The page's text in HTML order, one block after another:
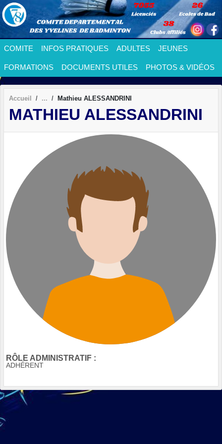
COMITE INFOS PRATIQUES ADULTES JEUNES
FORMATIONS DOCUMENTS UTILES PHOTOS & VIDÉOS
Accueil Mathieu ALESSANDRINI
MATHIEU ALESSANDRINI
RÔLE ADMINISTRATIF :
ADHÉRENT
Panneau de gestion des cookies